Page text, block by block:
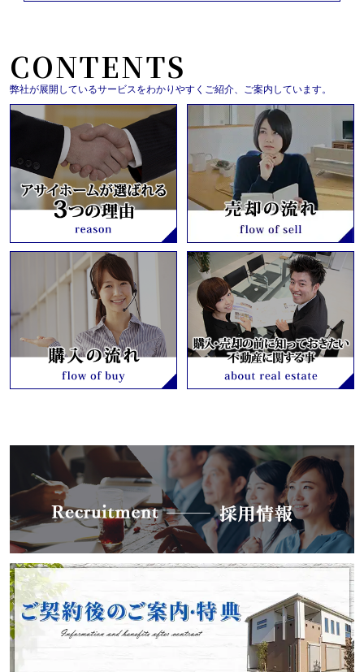
CONTENTS
弊社が展開しているサービスをわかりやすくご紹介、ご案内しています。